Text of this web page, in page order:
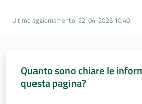
sulla
memoria
Seguici
Ultimo aggiornamento: 22-04-2026 10:40
Quanto sono chiare le
questa pagina?